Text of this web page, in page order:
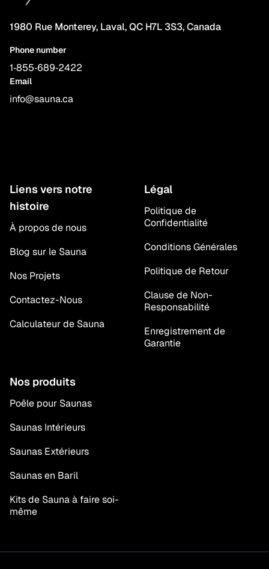
1980 Rue Monterey, Laval, QC H7L 3S3, Canada
Phone number
1‑855‑689‑2422
Email
info@sauna.ca
Liens vers notre
histoire
À propos de nous
Blog sur le Sauna
Nos Projets
Contactez-Nous
Calculateur de Sauna
Légal
Politique de
Confidentialité
Conditions Générales
Politique de Retour
Clause de Non-
Responsabilité
Enregistrement de
Garantie
Nos produits
Poêle pour Saunas
Saunas Intérieurs
Saunas Extérieurs
Saunas en Baril
Kits de Sauna à faire soi-
même